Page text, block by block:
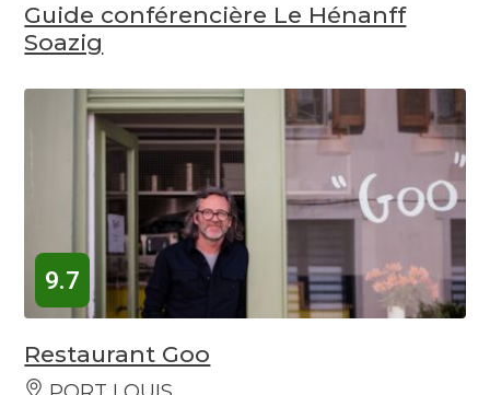
Guide conférencière Le Hénanff
Soazig
9.7
Restaurant Goo